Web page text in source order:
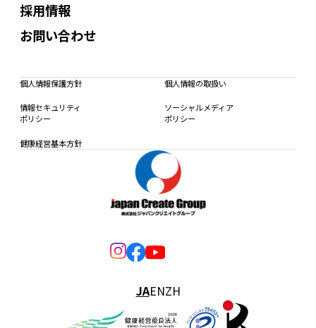
採用情報
お問い合わせ
個人情報保護方針 個人情報の取扱い
情報セキュリティ
ポリシー
ソーシャルメディア
ポリシー
健康経営基本方針
JAENZH